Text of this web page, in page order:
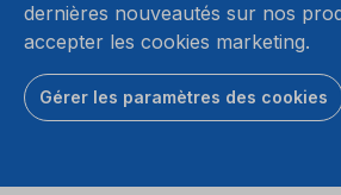
dernières nouveautés sur nos
accepter les cookies marketing.
Gérer les paramètres des cookies